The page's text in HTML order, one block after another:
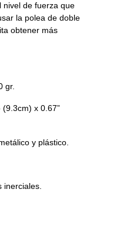
nivel de fuerza que
la polea de doble
obtener más
gr.
(9.3cm) x 0.67”
y plástico.
inerciales.